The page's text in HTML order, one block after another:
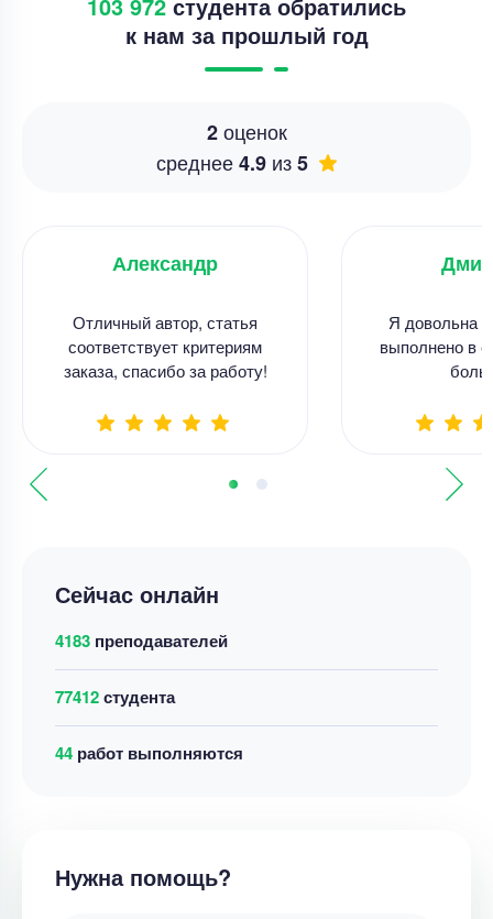
Сейчас онлайн
4183 преподавателей
77412студента
40 работ выполняются
Нужна помощь?
к нам за прошлый год
2оценок
среднее4.9 из5
Александр
Отличный автор, статья
соответствует критериям
заказа, спасибо за работу!
Я довольна
выполнено в